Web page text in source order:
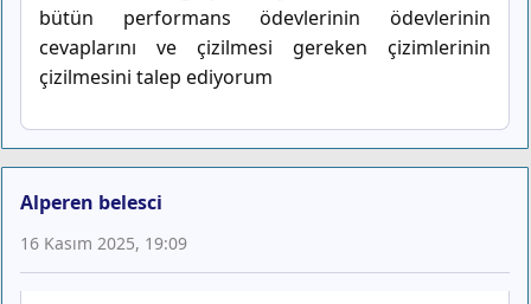
bütün performans ödevlerinin ödevlerinin
cevaplarını ve çizilmesi gereken çizimlerinin
çizilmesini talep ediyorum
Alperen belesci
16 Kasım 2025, 19:09